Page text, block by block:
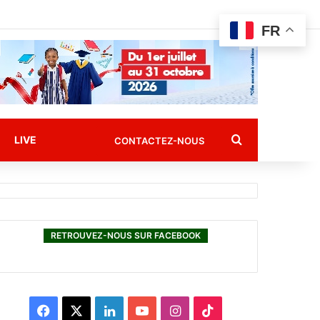
LIVE CONTACTEZ-NOUS Rechercher
RETROUVEZ-NOUS SUR FACEBOOK
L
I
FR